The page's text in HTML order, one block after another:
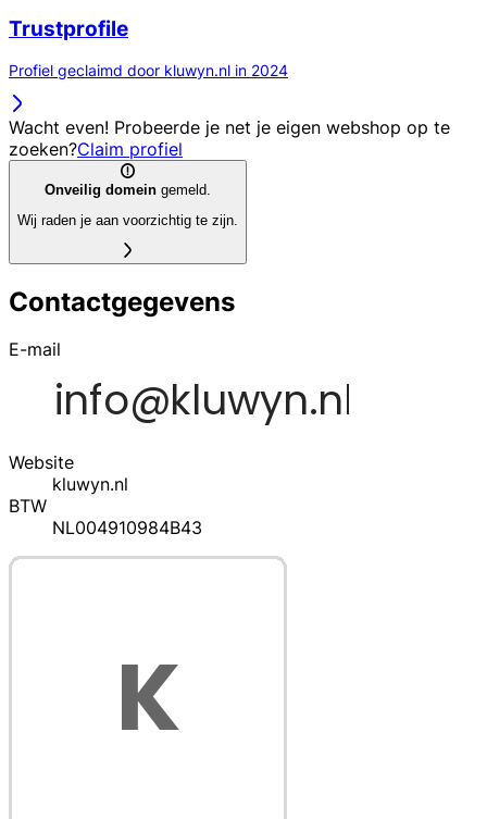
Trustprofile
Profiel geclaimd door kluwyn.nl in 2024
Wacht even! Probeerde je net je eigen webshop op te
zoeken?Claim profiel
Onveilig domein gemeld.
Wij raden je aan voorzichtig te zijn.
Contactgegevens
E-mail
Website
kluwyn.nl
BTW
NL004910984B43